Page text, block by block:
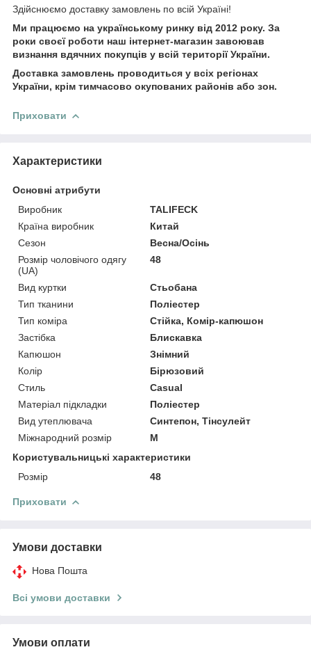
Здійснюємо доставку замовлень по всій Україні!
Ми працюємо на українському ринку від 2012 року. За
роки своєї роботи наш інтернет-магазин завоював
визнання вдячних покупців у всій території України.
Доставка замовлень проводиться у всіх регіонах
України, крім тимчасово окупованих районів або зон.
Приховати
Характеристики
Основні атрибути
Виробник
TALIFECK
Країна виробник
Китай
Сезон
Весна/Осінь
Розмір чоловічого одягу
(UA)
48
Вид куртки
Стьобана
Тип тканини
Поліестер
Тип коміра
Стійка, Комір-капюшон
Застібка
Блискавка
Капюшон
Знімний
Колір
Бірюзовий
Стиль
Casual
Матеріал підкладки
Поліестер
Вид утеплювача
Синтепон, Тінсулейт
Міжнародний розмір
M
Користувальницькі характеристики
Розмір
48
Приховати
Умови доставки
Нова Пошта
Всі умови доставки
Умови оплати